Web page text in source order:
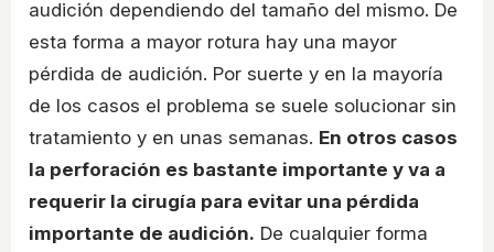
audición dependiendo del tamaño del mismo. De
esta forma a mayor rotura hay una mayor
pérdida de audición. Por suerte y en la mayoría
de los casos el problema se suele solucionar sin
tratamiento y en unas semanas. En otros casos
la perforación es bastante importante y va a
requerir la cirugía para evitar una pérdida
importante de audición. De cualquier forma